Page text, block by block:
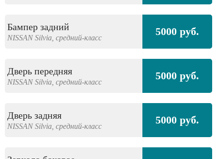
Бампер задний
NISSAN Silvia, средний-класс 5000 руб.
Дверь передняя
NISSAN Silvia, средний-класс 5000 руб.
Дверь задняя
NISSAN Silvia, средний-класс 5000 руб.